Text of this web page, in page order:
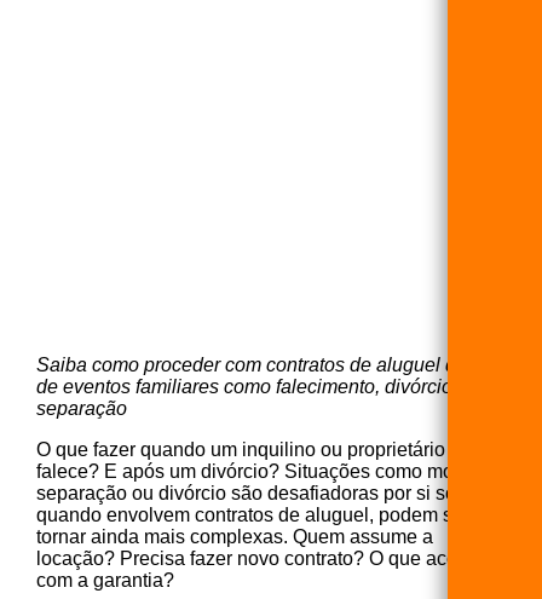
Saiba como proceder com contratos de aluguel diante
de eventos familiares como falecimento, divórcio ou
separação
O que fazer quando um inquilino ou proprietário
falece? E após um divórcio? Situações como morte,
separação ou divórcio são desafiadoras por si só — e
quando envolvem contratos de aluguel, podem se
tornar ainda mais complexas. Quem assume a
locação? Precisa fazer novo contrato? O que acontece
com a garantia?